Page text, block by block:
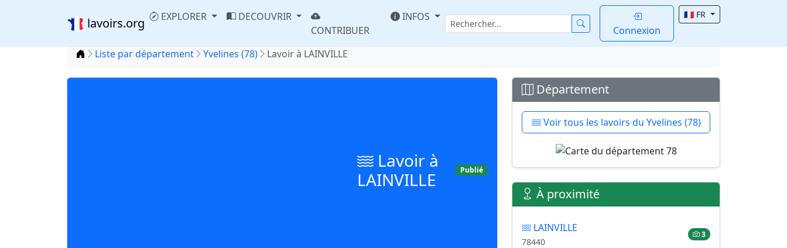
lavoirs.org EXPLORER
DECOUVRIR
CONTRIBUER
INFOS
Connexion
🇫🇷 FR
Accueil
Liste par département Yvelines (78) Lavoir à LAINVILLE
Lavoir à
LAINVILLE
Publié
Département
Voir tous les lavoirs du Yvelines (78)
À proximité
LAINVILLE
78440
3